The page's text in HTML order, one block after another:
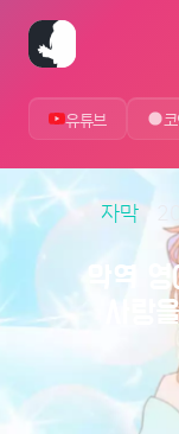
유튜브
자막
악역
사랑